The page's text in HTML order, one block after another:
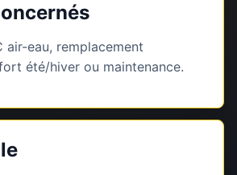
air-eau, remplacement
été/hiver ou maintenance.